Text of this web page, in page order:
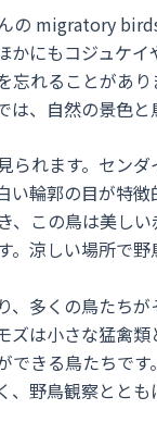
の migratory
かにもコジュケ
忘れることがあ
、自然の景色
られます。セン
輪郭の目が特
、この鳥は美し
涼しい場所で野
、多くの鳥たち
ズは小さな猛禽
できる鳥たちで
野鳥観察ととも